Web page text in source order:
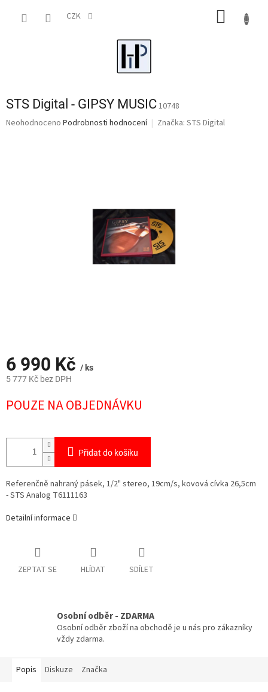
CZK
STS Digital - GIPSY MUSIC10748
Průměrné
Neohodnoceno Podrobnosti hodnocení Značka: STS Digital
6 990 Kč / ks
5 777 Kč bez DPH
cena:
POUZE NA OBJEDNÁVKU
Přidat do košíku
Referenčně nahraný pásek, 1/2" stereo, 19cm/s, kovová cívka 26,5cm
-STS Analog T6111163
Detailní informace
ZEPTAT SE HLÍDAT SDÍLET
Osobní odběr - ZDARMA
Osobní odběr zboží na obchodě je u nás pro zákazníky
vždy zdarma.
Popis Diskuze Značka